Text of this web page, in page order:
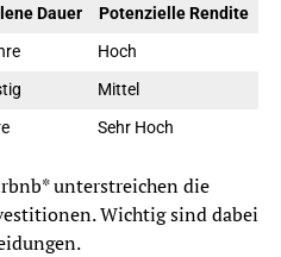
Dauer
Potenzielle Rendite
Hoch
Mittel
Sehr Hoch
unterstreichen die
Wichtig sind dabei